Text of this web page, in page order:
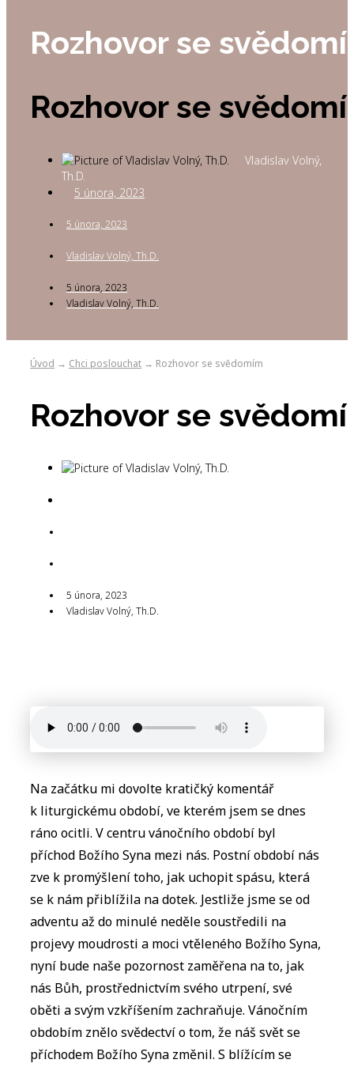
Rozhovor se
Rozhovor se
Vladislav Volný,
Th.D.
5 února, 2023
5 února, 2023
Vladislav Volný, Th.D.
5 února, 2023
Vladislav Volný, Th.D.
Úvod → Chci poslouchat → Rozhovor se svědomím
Rozhovor se
5 února, 2023
Vladislav Volný, Th.D.
Na začátku mi dovolte kratičký komentář
k liturgickému období, ve kterém jsem se dnes
ráno ocitli. V centru vánočního období byl
příchod Božího Syna mezi nás. Postní období nás
zve k promýšlení toho, jak uchopit spásu, která
se k nám přiblížila na dotek. Jestliže jsme se od
adventu až do minulé neděle soustředili na
projevy moudrosti a moci vtěleného Božího Syna,
nyní bude naše pozornost zaměřena na to, jak
nás Bůh, prostřednictvím svého utrpení, své
oběti a svým vzkříšením zachraňuje. Vánočním
obdobím znělo svědectví o tom, že náš svět se
příchodem Božího Syna změnil. S blížícím se